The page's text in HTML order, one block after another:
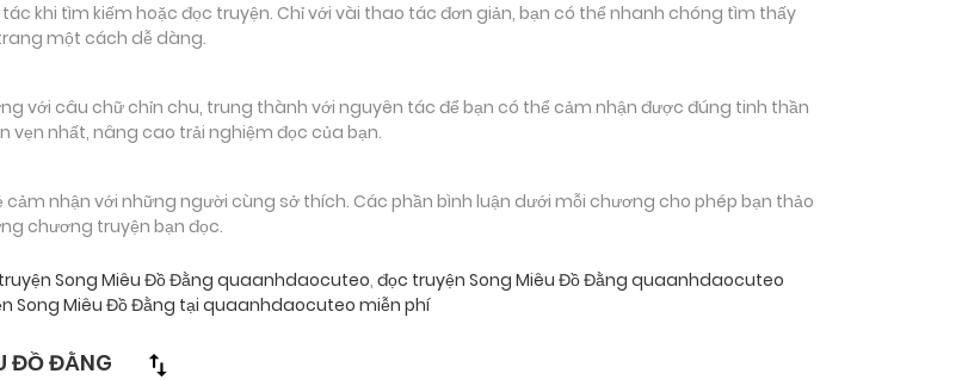
khi tìm kiếm hoặc đọc truyện. Chỉ với vài thao tác đơn giản, bạn có thể nhanh chóng tìm thấy
một cách dễ dàng.
với câu chữ chỉn chu, trung thành với nguyên tác để bạn có thể cảm nhận được đúng tinh thần
nhất, nâng cao trải nghiệm đọc của bạn.
nhận với những người cùng sở thích. Các phần bình luận dưới mỗi chương cho phép bạn thảo
chương truyện bạn đọc.
Song Miêu Đồ Đằng quaanhdaocuteo, đọc truyện Song Miêu Đồ Đằng quaanhdaocuteo
Song Miêu Đồ Đằng tại quaanhdaocuteo miễn phí
ĐỒ ĐẰNG